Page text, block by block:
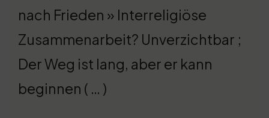
nach Frieden » Interreligiöse
Zusammenarbeit? Unverzichtbar ;
Der Weg ist lang, aber er kann
beginnen ( … )